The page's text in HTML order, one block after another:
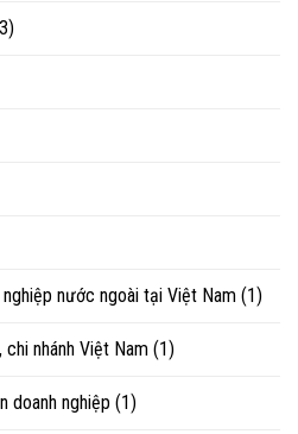
nước ngoài tại Việt Nam (1)
chi nhánh Việt Nam (1)
doanh nghiệp (1)